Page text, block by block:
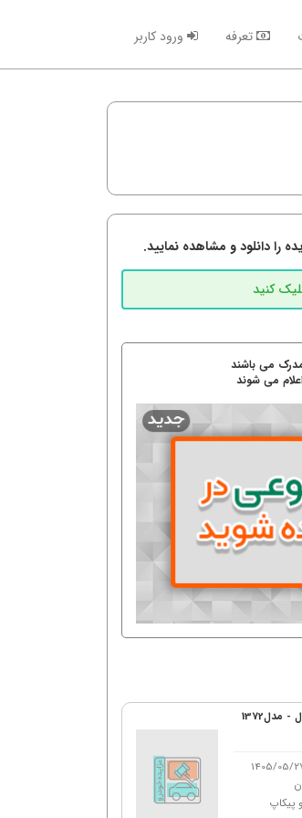
تعرفه ورود کاربر
را دانلود و مشاهده نمایید.
می باشند
می شوند
مدل1372
پیکاپ